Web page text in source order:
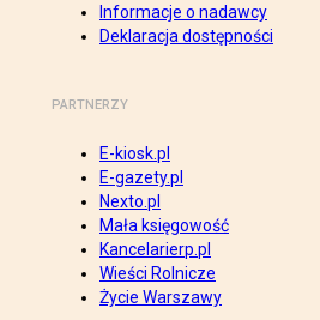
Informacje o nadawcy
Deklaracja dostępności
PARTNERZY
E-kiosk.pl
E-gazety.pl
Nexto.pl
Mała księgowość
Kancelarierp.pl
Wieści Rolnicze
Życie Warszawy